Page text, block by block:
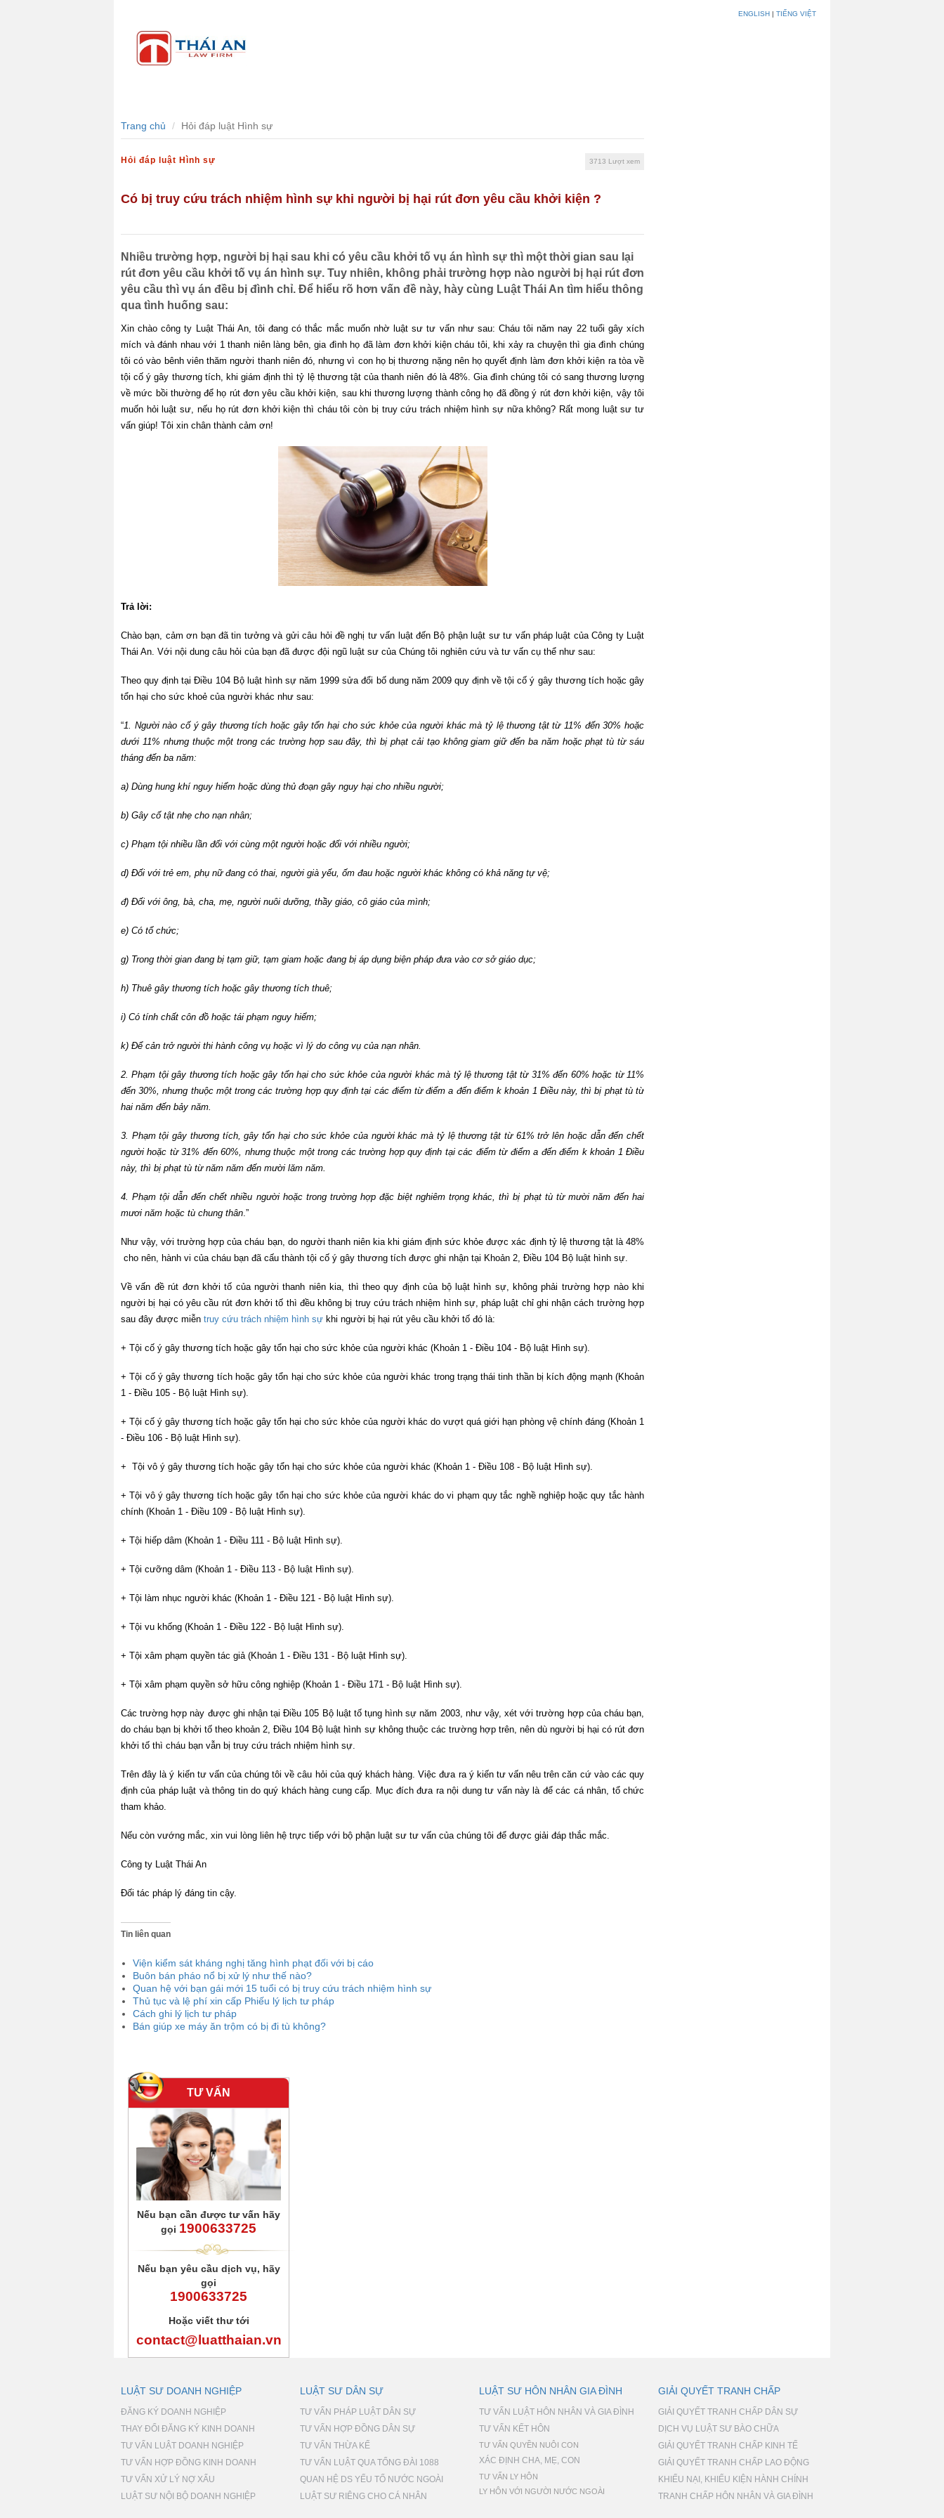
ENGLISH| TIẾNG VIỆT
Trang chủ Hỏi đáp luật Hình sự
Hỏi đáp luật Hình sự 3713 Lượt xem
Có bị truy cứu trách nhiệm hình sự khi người bị hại rút đơn yêu cầu khởi kiện ?
Nhiều trường hợp, người bị hại sau khi có yêu cầu khởi tố vụ án hình sự thì một thời gian sau lại
rút đơn yêu cầu khởi tố vụ án hình sự. Tuy nhiên, không phải trường hợp nào người bị hại rút đơn
yêu cầu thì vụ án đều bị đình chỉ. Để hiểu rõ hơn vấn đề này, hày cùng Luật Thái An tìm hiểu thông
qua tình huống sau:
Xin chào công ty Luật Thái An, tôi đang có thắc mắc muốn nhờ luật sư tư vấn như sau: Cháu tôi năm nay 22 tuổi gây xích
mích và đánh nhau với 1 thanh niên làng bên, gia đình họ đã làm đơn khởi kiện cháu tôi, khi xảy ra chuyện thì gia đình chúng
tôi có vào bênh viên thăm người thanh niên đó, nhưng vì con họ bị thương nặng nên họ quyết định làm đơn khởi kiện ra tòa về
tội cố ý gây thương tích, khi giám định thì tỷ lệ thương tật của thanh niên đó là 48%. Gia đình chúng tôi có sang thương lượng
về mức bồi thường để họ rút đơn yêu cầu khởi kiện, sau khi thương lượng thành công họ đã đồng ý rút đơn khởi kiện, vậy tôi
muốn hỏi luật sư, nếu họ rút đơn khởi kiện thì cháu tôi còn bị truy cứu trách nhiệm hình sự nữa không? Rất mong luật sư tư
vấn giúp! Tôi xin chân thành cảm ơn!
Trả lời:
Chào bạn, cảm ơn bạn đã tin tưởng và gửi câu hỏi đề nghị tư vấn luật đến Bộ phận luật sư tư vấn pháp luật của Công ty Luật
Thái An. Với nội dung câu hỏi của bạn đã được đội ngũ luật sư của Chúng tôi nghiên cứu và tư vấn cụ thể như sau:
Theo quy định tại Điều 104 Bộ luật hình sự năm 1999 sửa đổi bố dung năm 2009 quy định về tội cố ý gây thương tích hoặc gây
tổn hại cho sức khoẻ của người khác như sau:
“1. Người nào cố ý gây thương tích hoặc gây tổn hại cho sức khỏe của người khác mà tỷ lệ thương tật từ 11% đến 30% hoặc
dưới 11% nhưng thuộc một trong các trường hợp sau đây, thì bị phạt cải tạo không giam giữ đến ba năm hoặc phạt tù từ sáu
tháng đến ba năm:
a) Dùng hung khí nguy hiểm hoặc dùng thủ đoạn gây nguy hại cho nhiều người;
b) Gây cố tật nhẹ cho nạn nhân;
c) Phạm tội nhiều lần đối với cùng một người hoặc đối với nhiều người;
d) Đối với trẻ em, phụ nữ đang có thai, người già yếu, ốm đau hoặc người khác không có khả năng tự vệ;
đ) Đối với ông, bà, cha, mẹ, người nuôi dưỡng, thầy giáo, cô giáo của mình;
e) Có tổ chức;
g) Trong thời gian đang bị tạm giữ, tạm giam hoặc đang bị áp dụng biện pháp đưa vào cơ sở giáo dục;
h) Thuê gây thương tích hoặc gây thương tích thuê;
i) Có tính chất côn đồ hoặc tái phạm nguy hiểm;
k) Để cản trở người thi hành công vụ hoặc vì lý do công vụ của nạn nhân.
2. Phạm tội gây thương tích hoặc gây tổn hại cho sức khỏe của người khác mà tỷ lệ thương tật từ 31% đến 60% hoặc từ 11%
đến 30%, nhưng thuộc một trong các trường hợp quy định tại các điểm từ điểm a đến điểm k khoản 1 Điều này, thì bị phạt tù từ
hai năm đến bảy năm.
3. Phạm tội gây thương tích, gây tổn hại cho sức khỏe của người khác mà tỷ lệ thương tật từ 61% trở lên hoặc dẫn đến chết
người hoặc từ 31% đến 60%, nhưng thuộc một trong các trường hợp quy định tại các điểm từ điểm a đến điểm k khoản 1 Điều
này, thì bị phạt tù từ năm năm đến mười lăm năm.
4. Phạm tội dẫn đến chết nhiều người hoặc trong trường hợp đặc biệt nghiêm trọng khác, thì bị phạt tù từ mười năm đến hai
mươi năm hoặc tù chung thân.”
Như vậy, với trường hợp của cháu bạn, do người thanh niên kia khi giám định sức khỏe được xác định tỷ lệ thương tật là 48%
cho nên, hành vi của cháu bạn đã cấu thành tội cố ý gây thương tích được ghi nhận tại Khoản 2, Điều 104 Bộ luật hình sự.
Về vấn đề rút đơn khởi tố của người thanh niên kia, thì theo quy định của bộ luật hình sự, không phải trường hợp nào khi
người bị hại có yêu cầu rút đơn khởi tố thì đều không bị truy cứu trách nhiệm hình sự, pháp luật chỉ ghi nhận cách trường hợp
sau đây được miễn truy cứu trách nhiệm hình sự khi người bị hại rút yêu cầu khởi tố đó là:
+ Tội cố ý gây thương tích hoặc gây tổn hại cho sức khỏe của người khác (Khoản 1 - Điều 104 - Bộ luật Hình sự).
+ Tội cố ý gây thương tích hoặc gây tổn hại cho sức khỏe của người khác trong trạng thái tinh thần bị kích động mạnh (Khoản
1 - Điều 105 - Bộ luật Hình sự).
+ Tội cố ý gây thương tích hoặc gây tổn hại cho sức khỏe của người khác do vượt quá giới hạn phòng vệ chính đáng (Khoản 1
- Điều 106 - Bộ luật Hình sự).
+ Tội vô ý gây thương tích hoặc gây tổn hại cho sức khỏe của người khác (Khoản 1 - Điều 108 - Bộ luật Hình sự).
+ Tội vô ý gây thương tích hoặc gây tổn hại cho sức khỏe của người khác do vi phạm quy tắc nghề nghiệp hoặc quy tắc hành
chính (Khoản 1 - Điều 109 - Bộ luật Hình sự).
+ Tội hiếp dâm (Khoản 1 - Điều 111 - Bộ luật Hình sự).
+ Tội cưỡng dâm (Khoản 1 - Điều 113 - Bộ luật Hình sự).
+ Tội làm nhục người khác (Khoản 1 - Điều 121 - Bộ luật Hình sự).
+ Tội vu khống (Khoản 1 - Điều 122 - Bộ luật Hình sự).
+ Tội xâm phạm quyền tác giả (Khoản 1 - Điều 131 - Bộ luật Hình sự).
+ Tội xâm phạm quyền sở hữu công nghiệp (Khoản 1 - Điều 171 - Bộ luật Hình sự).
Các trường hợp này được ghi nhận tại Điều 105 Bộ luật tố tụng hình sự năm 2003, như vậy, xét với trường hợp của cháu bạn,
do cháu bạn bị khởi tố theo khoản 2, Điều 104 Bộ luật hình sự không thuộc các trường hợp trên, nên dù người bị hại có rút đơn
khởi tố thì cháu bạn vẫn bị truy cứu trách nhiệm hình sự.
Trên đây là ý kiến tư vấn của chúng tôi về câu hỏi của quý khách hàng. Việc đưa ra ý kiến tư vấn nêu trên căn cứ vào các quy
định của pháp luật và thông tin do quý khách hàng cung cấp. Mục đích đưa ra nội dung tư vấn này là để các cá nhân, tổ chức
tham khảo.
Nếu còn vướng mắc, xin vui lòng liên hệ trực tiếp với bộ phận luật sư tư vấn của chúng tôi để được giải đáp thắc mắc.
Công ty Luật Thái An
Đối tác pháp lý đáng tin cậy.
Tin liên quan
Viện kiểm sát kháng nghị tăng hình phạt đối với bị cáo
Buôn bán pháo nổ bị xử lý như thế nào?
Quan hệ với bạn gái mới 15 tuổi có bị truy cứu trách nhiệm hình sự
Thủ tục và lệ phí xin cấp Phiếu lý lịch tư pháp
Cách ghi lý lịch tư pháp
Bán giúp xe máy ăn trộm có bị đi tù không?
TƯ VẤN
Nếu bạn cần được tư vấn hãy
gọi 1900633725
Nếu bạn yêu cầu dịch vụ, hãy
gọi
1900633725
Hoặc viết thư tới
contact@luatthaian.vn
LUẬT SƯ DOANH NGHIỆP
ĐĂNG KÝ DOANH NGHIỆP
THAY ĐỔI ĐĂNG KÝ KINH DOANH
TƯ VẤN LUẬT DOANH NGHIỆP
TƯ VẤN HỢP ĐỒNG KINH DOANH
TƯ VẤN XỬ LÝ NỢ XẤU
LUẬT SƯ NỘI BỘ DOANH NGHIỆP
LUẬT SƯ DÂN SỰ
TƯ VẤN PHÁP LUẬT DÂN SỰ
TƯ VẤN HỢP ĐỒNG DÂN SỰ
TƯ VẤN THỪA KẾ
TƯ VẤN LUẬT QUA TỔNG ĐÀI 1088
QUAN HỆ DS YẾU TỐ NƯỚC NGOÀI
LUẬT SƯ RIÊNG CHO CÁ NHÂN
LUẬT SƯ HÔN NHÂN GIA ĐÌNH
TƯ VẤN LUẬT HÔN NHÂN VÀ GIA ĐÌNH
TƯ VẤN KẾT HÔN
TƯ VẤN QUYỀN NUÔI CON
XÁC ĐỊNH CHA, MẸ, CON
TƯ VẤN LY HÔN
LY HÔN VỚI NGƯỜI NƯỚC NGOÀI
GIẢI QUYẾT TRANH CHẤP
GIẢI QUYẾT TRANH CHẤP DÂN SỰ
DỊCH VỤ LUẬT SƯ BÀO CHỮA
GIẢI QUYẾT TRANH CHẤP KINH TẾ
GIẢI QUYẾT TRANH CHẤP LAO ĐỘNG
KHIẾU NẠI, KHIẾU KIỆN HÀNH CHÍNH
TRANH CHẤP HÔN NHÂN VÀ GIA ĐÌNH